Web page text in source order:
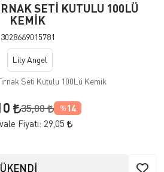
SETİ KUTULU 100LÜ
KEMİK
3028669015781
Lily Angel
Seti Kutulu 100Lü Kemik
35,00 % 14
Fiyatı: 29,05